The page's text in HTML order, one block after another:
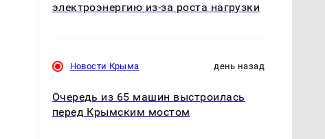
электроэнергию из-за роста нагрузки
Новости Крыма день назад
Очередь из 65 машин выстроилась
перед Крымским мостом